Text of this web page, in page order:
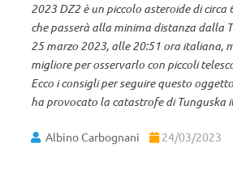
2023 DZ2 è un piccolo asteroide di
che passerà alla minima distanza dalla
25 marzo 2023, alle 20:51 ora italiana,
migliore per osservarlo con piccoli
Ecco i consigli per seguire questo
ha provocato la catastrofe di Tunguska
Albino Carbognani 24/03/2023